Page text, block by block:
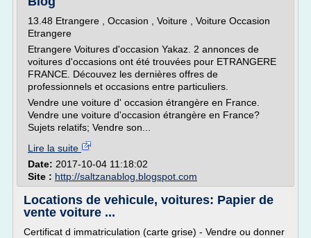
13.48 Etrangere , Occasion , Voiture , Voiture Occasion
Etrangere
Etrangere Voitures d'occasion Yakaz. 2 annonces de
voitures d'occasions ont été trouvées pour ETRANGERE
FRANCE. Découvez les dernières offres de
professionnels et occasions entre particuliers.
Vendre une voiture d' occasion étrangère en France.
Vendre une voiture d'occasion étrangère en France?
Sujets relatifs; Vendre son...
Lire la suite
Date: 2017-10-04 11:18:02
Site : http://saltzanablog.blogspot.com
Locations de vehicule, voitures: Papier de
vente voiture ...
Certificat d immatriculation (carte grise) - Vendre ou donner